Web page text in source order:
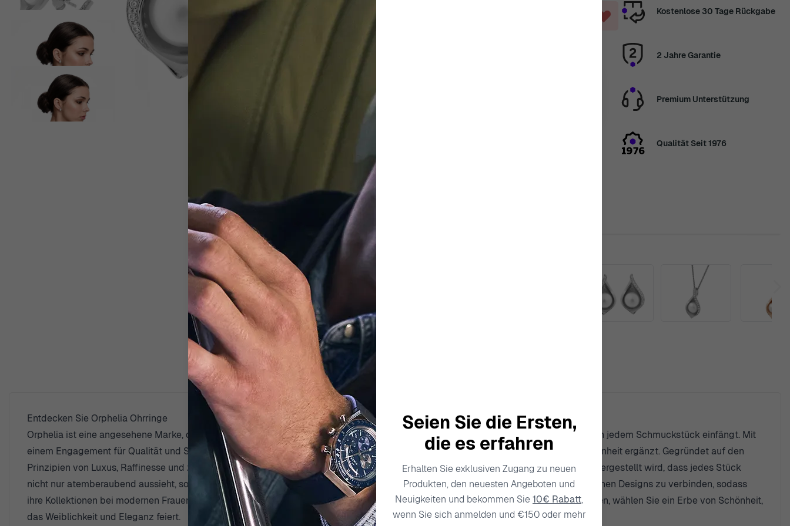
View larger image
View larger image
Kostenlose 30 Tage Rückgabe
2 Jahre Garantie
Premium Unterstützung
Qualität Seit 1976
Description
Entdecken Sie Orphelia Ohrringe
Orphelia ist eine angesehene Marke, die für ihre exquisite Handwerkskunst bekannt ist, die das Wesen von Eleganz und Weiblichkeit in jedem Schmuckstück einfängt. Mit
einem Engagement für Qualität und Stil konzentriert sich Orphelia darauf, Frauen mit Schmuck zu versehen, die ihre einzigartige Schönheit ergänzt. Gegründet auf den
Prinzipien von Luxus, Raffinesse und zeitlosem Design, wird jedes Stück sorgfältig aus den besten Materialien hergestellt, wobei sichergestellt wird, dass jedes Stück
nicht nur atemberaubend aussieht, sondern auch den Test der Zeit besteht. Orphelia ist stolz darauf, traditionelle Techniken mit modernen Designs zu verbinden, sodass
ihre Kollektionen bei modernen Frauen Anklang finden, die Eleganz in ihrem Schmuck schätzen. Wenn Sie sich für Orphelia entscheiden, wählen Sie ein Erbe von Schönheit,
das Weiblichkeit und Eleganz feiert.
Seien Sie die Ersten,
die es erfahren
Erhalten Sie exklusiven Zugang zu neuen
Produkten, den neuesten Angeboten und
Neuigkeiten und bekommen Sie10€ Rabatt,
wenn Sie sich anmelden und €150 oder mehr